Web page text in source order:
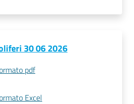
30 06 2026
pdf
Excel